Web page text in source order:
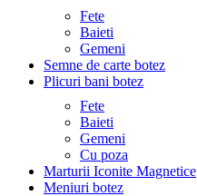
Fete
Baieti
Gemeni
Semne de carte botez
Plicuri bani botez
Fete
Baieti
Gemeni
Cu poza
Marturii Iconite Magnetice
Meniuri botez